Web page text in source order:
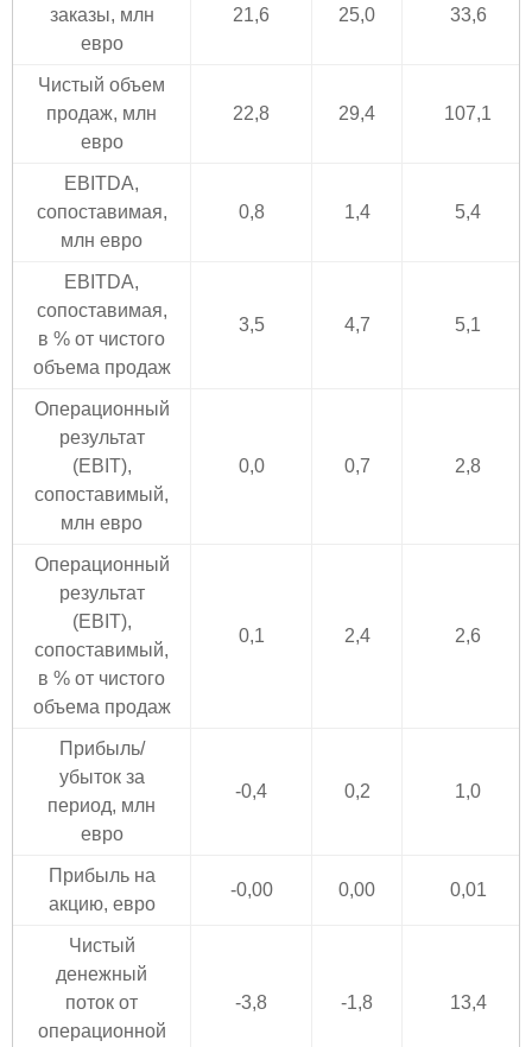
заказы, млн
евро
21,6 25,0 33,6
Чистый объем
продаж, млн
евро
22,8 29,4 107,1
EBITDA,
сопоставимая,
млн евро
0,8 1,4 5,4
EBITDA,
сопоставимая,
в % от чистого
объема продаж
3,5 4,7 5,1
Операционный
результат
(EBIT),
сопоставимый,
млн евро
0,0 0,7 2,8
Операционный
результат
(EBIT),
сопоставимый,
в % от чистого
объема продаж
0,1 2,4 2,6
Прибыль/
убыток за
период, млн
евро
-0,4 0,2 1,0
Прибыль на
акцию, евро
-0,00 0,00 0,01
Чистый
денежный
поток от
операционной
-3,8 -1,8 13,4